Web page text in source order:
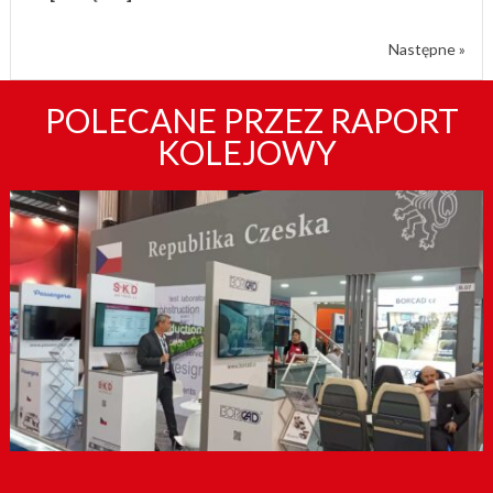
Następne »
POLECANE PRZEZ RAPORT
KOLEJOWY